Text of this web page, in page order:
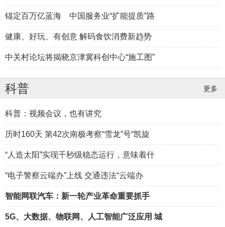
锚定百万亿蓝海 中国服务业“扩能提质”路
健康、好玩、有创意 解码食饮消费新趋势
中关村论坛将揭晓京津冀科创中心“施工图”
科普 更多
科普：视频会议，也有讲究
历时160天 第42次南极考察“雪龙”号“凯旋
“人造太阳”实现千秒级稳态运行，意味着什
“电子警察云端办”上线 交通违法“云端办
智能网联汽车：新一轮产业革命重要抓手
5G、大数据、物联网、人工智能广泛应用 城